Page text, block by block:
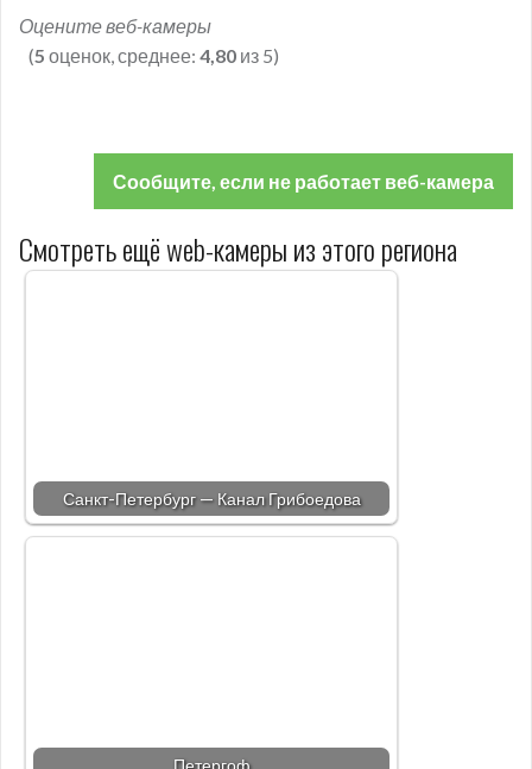
Оцените веб-камеры
(5 оценок, среднее: 4,80 из 5)
Сообщите, если не работает веб-камера
Смотреть ещё web-камеры из этого региона
Санкт-Петербург — Канал Грибоедова